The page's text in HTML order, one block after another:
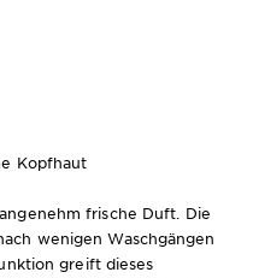
Kopfhaut
frische Duft. Die
wenigen Waschgängen
greift dieses